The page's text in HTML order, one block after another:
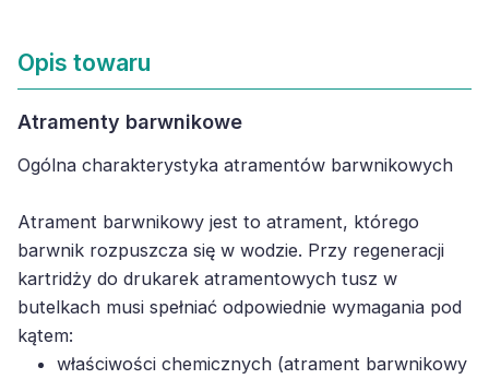
Opis towaru
Atramenty barwnikowe
Ogólna charakterystyka atramentów barwnikowych
Atrament barwnikowy jest to atrament, którego
barwnik rozpuszcza się w wodzie. Przy regeneracji
kartridży do drukarek atramentowych tusz w
butelkach musi spełniać odpowiednie wymagania pod
kątem:
właściwości chemicznych (atrament barwnikowy